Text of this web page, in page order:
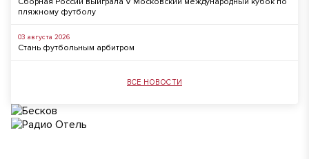
пляжному футболу
03 августа 2026
Стань футбольным арбитром
ВСЕ НОВОСТИ